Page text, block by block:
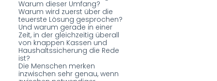
Warum dieser Umfang?
Warum wird zuerst über die
teuerste Lösung gesprochen?
Und warum gerade in einer
Zeit, in der gleichzeitig überall
von knappen Kassen und
Haushaltssicherung die Rede
ist?
Die Menschen merken
inzwischen sehr genau, wenn